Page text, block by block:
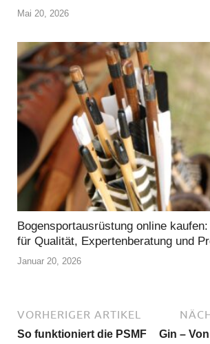
Mai 20, 2026
Bogensportausrüstung online
für Qualität, Expertenberatung und
Januar 20, 2026
VORHERIGER ARTIKEL
So funktioniert die PSMF
Gin –